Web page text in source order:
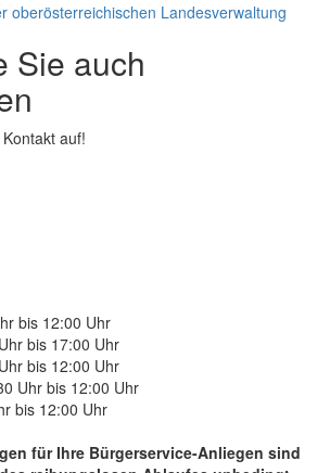
oberösterreichischen Landesverwaltung
Sie auch
auf!
bis 12:00 Uhr
bis 17:00 Uhr
bis 12:00 Uhr
Uhr bis 12:00 Uhr
bis 12:00 Uhr
für Ihre Bürgerservice-Anliegen sind